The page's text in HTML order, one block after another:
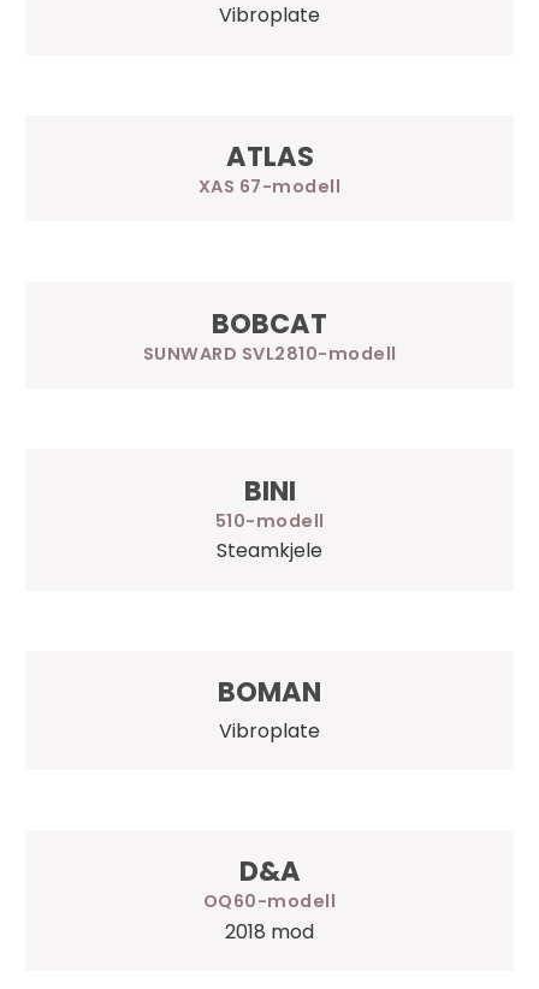
Vibroplate
ATLAS
XAS 67
BOBCAT
SUNWARD SVL2810
BINI
510
Steamkjele
BOMAN
Vibroplate
D&A
OQ60
2018 mod